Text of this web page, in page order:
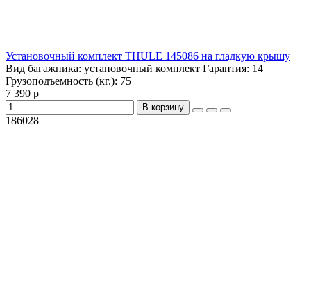
Установочный комплект THULE 145086 на гладкую крышу
Вид багажника: установочный комплект Гарантия: 14
Грузоподъемность (кг.): 75
7 390 р
В корзину
186028